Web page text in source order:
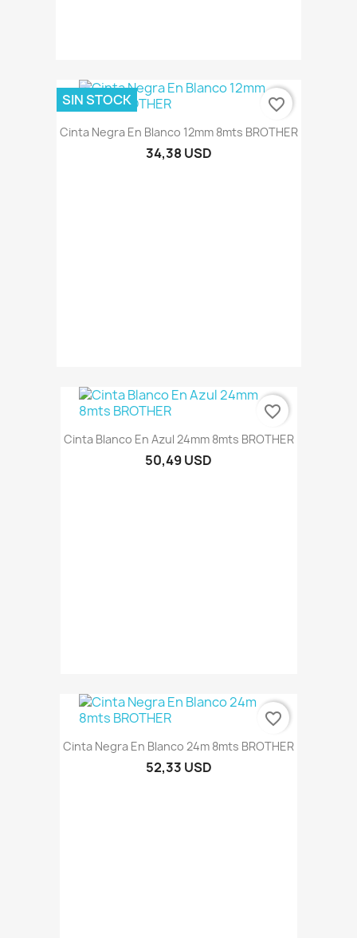
Cinta Negra En Blanco 12mm 8mts BROTHER
34,38 USD
SIN STOCK favorite_border
Cinta Blanco En Azul 24mm 8mts BROTHER
50,49 USD
favorite_border
Cinta Negra En Blanco 24m 8mts BROTHER
52,33 USD
favorite_border